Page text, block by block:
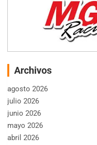
Archivos
agosto 2026
julio 2026
junio 2026
mayo 2026
abril 2026